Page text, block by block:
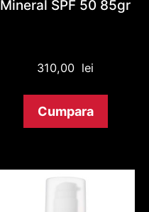
Mineral SPF 50 85gr
310,00 lei
Cumpara